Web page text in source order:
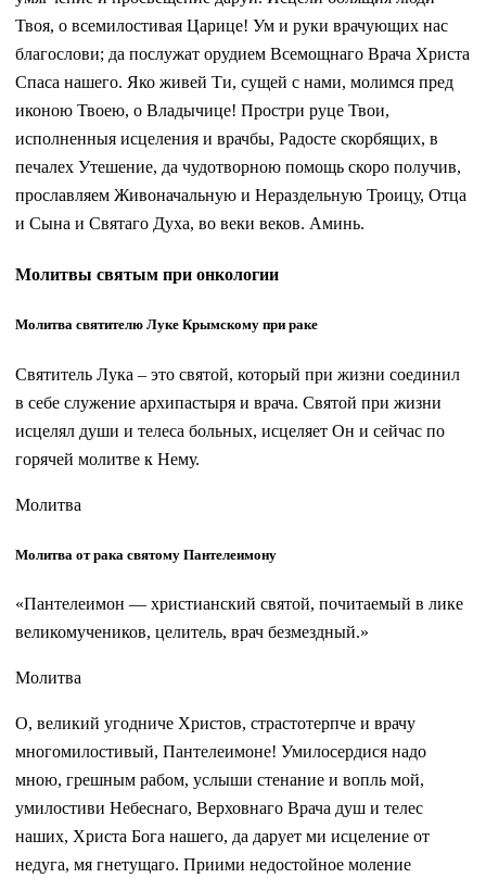
Твоя, о всемилостивая Царице! Ум и руки врачующих нас
благослови; да послужат орудием Всемощнаго Врача Христа
Спаса нашего. Яко живей Ти, сущей с нами, молимся пред
иконою Твоею, о Владычице! Простри руце Твои,
исполненныя исцеления и врачбы, Радосте скорбящих, в
печалех Утешение, да чудотворною помощь скоро получив,
прославляем Живоначальную и Нераздельную Троицу, Отца
и Сына и Святаго Духа, во веки веков. Аминь.
Молитвы святым при онкологии
Молитва святителю Луке Крымскому при раке
Святитель Лука – это святой, который при жизни соединил
в себе служение архипастыря и врача. Святой при жизни
исцелял души и телеса больных, исцеляет Он и сейчас по
горячей молитве к Нему.
Молитва
Молитва от рака святому Пантелеимону
«Пантелеимон — христианский святой, почитаемый в лике
великомучеников, целитель, врач безмездный.»
Молитва
О, великий угодниче Христов, страстотерпче и врачу
многомилостивый, Пантелеимоне! Умилосердися надо
мною, грешным рабом, услыши стенание и вопль мой,
умилостиви Небеснаго, Верховнаго Врача душ и телес
наших, Христа Бога нашего, да дарует ми исцеление от
недуга, мя гнетущаго. Приими недостойное моление